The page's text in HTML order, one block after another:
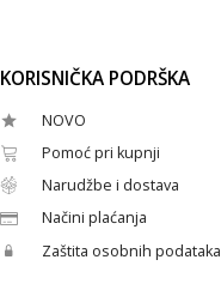
KORISNIČKA PODRŠKA
NOVO
Pomoć pri kupnji
Narudžbe i dostava
Načini plaćanja
Zaštita osobnih podataka